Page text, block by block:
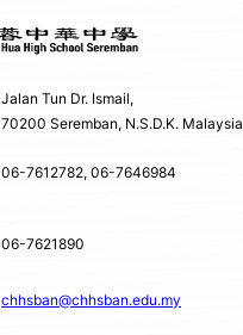
Jalan Tun Dr. Ismail,
70200 Seremban, N.S.D.K. Malaysia
06-7612782, 06-7646984
06-7621890
chhsban@chhsban.edu.my